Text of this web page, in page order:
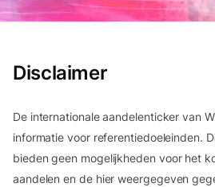
Disclaimer
De internationale aandelenticker van
informatie voor referentiedoeleinden.
bieden geen mogelijkheden voor het
aandelen en de hier weergegeven